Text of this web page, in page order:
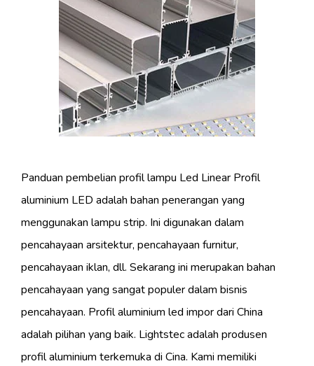
Panduan pembelian profil lampu Led Linear Profil
aluminium LED adalah bahan penerangan yang
menggunakan lampu strip. Ini digunakan dalam
pencahayaan arsitektur, pencahayaan furnitur,
pencahayaan iklan, dll. Sekarang ini merupakan bahan
pencahayaan yang sangat populer dalam bisnis
pencahayaan. Profil aluminium led impor dari China
adalah pilihan yang baik. Lightstec adalah produsen
profil aluminium terkemuka di Cina. Kami memiliki